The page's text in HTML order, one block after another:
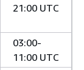
21:00 UTC
03:00-
11:00 UTC